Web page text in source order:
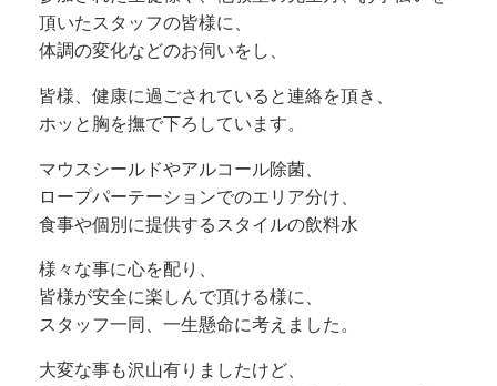
頂いたスタッフの皆様に、
体調の変化などのお伺いをし、
皆様、健康に過ごされていると連絡を頂き、
ホッと胸を撫で下ろしています。
マウスシールドやアルコール除菌、
ロープパーテーションでのエリア分け、
食事や個別に提供するスタイルの飲料水
様々な事に心を配り、
皆様が安全に楽しんで頂ける様に、
スタッフ一同、一生懸命に考えました。
大変な事も沢山有りましたけど、